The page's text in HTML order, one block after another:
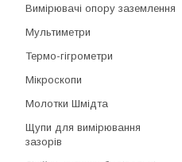
Вимірювачі опору заземлення
Мультиметри
Термо-гігрометри
Мікроскопи
Молотки Шмідта
Щупи для вимірювання
зазорів